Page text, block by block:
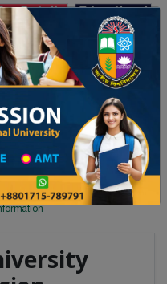
ভর্তি প্রফেশনাল অনার্স
ঢাকা বিশ্ববিদ্যালয় ২০২৫-২৬
School Category
High School List